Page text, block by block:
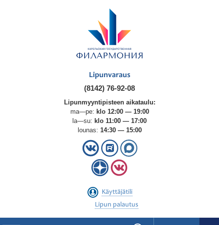
Lipunvaraus
(8142) 76-92-08
Lipunmyyntipisteen aikataulu:
ma—pe: klo 12:00 — 19:00
la—su: klo 11:00 — 17:00
lounas: 14:30 — 15:00
Käyttäjätili
Lipun palautus